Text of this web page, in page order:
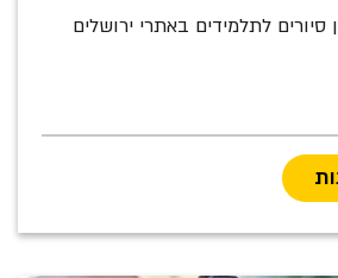
סיורים לתלמידים באתרי ירושלים